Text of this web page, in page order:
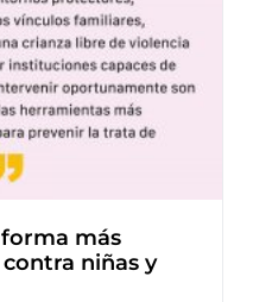
más
niñas y